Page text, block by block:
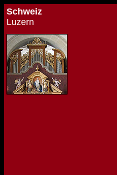
Schweiz
Luzern